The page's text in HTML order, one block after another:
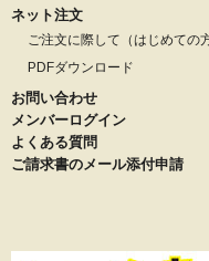
ネット注文
ご注文に際して（はじめての方
PDFダウンロード
お問い合わせ
メンバーログイン
よくある質問
ご請求書のメール添付申請